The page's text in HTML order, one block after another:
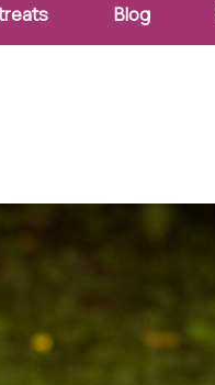
Blog